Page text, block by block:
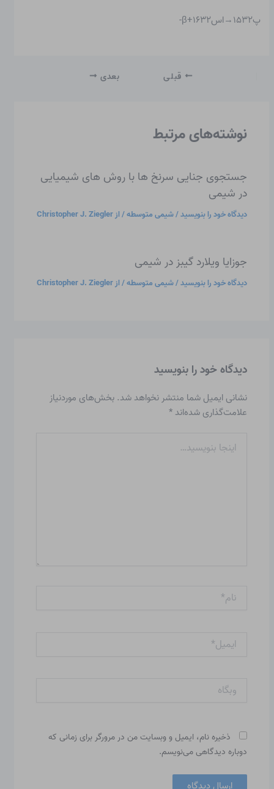
پ۱۵۳۲→اس۱۶۳۲+β-
قبلی بعدی
نوشته‌های مرتبط
جستجوی جنایی سرنخ ها با روش های شیمیایی
در شیمی
دیدگاه‌ خود را بنویسید/شیمی متوسطه/ از Christopher J. Ziegler
جوزایا ویلارد گیبز در شیمی
دیدگاه‌ خود را بنویسید/شیمی متوسطه/ از Christopher J. Ziegler
دیدگاه‌ خود را بنویسید
نشانی ایمیل شما منتشر نخواهد شد. بخش‌های موردنیاز
علامت‌گذاری شده‌اند*
بنویسید…
ایمیل*
ذخیره نام، ایمیل و وبسایت من در مرورگر برای زمانی که
دوباره دیدگاهی می‌نویسم.